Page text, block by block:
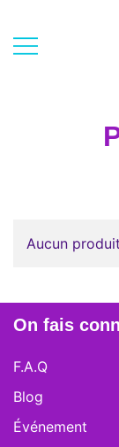
content
Aucun
On fais
F.A.Q
Blog
Événement